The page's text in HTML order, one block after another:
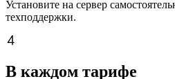
Установите на сервер
техподдержки.
В каждом тарифе